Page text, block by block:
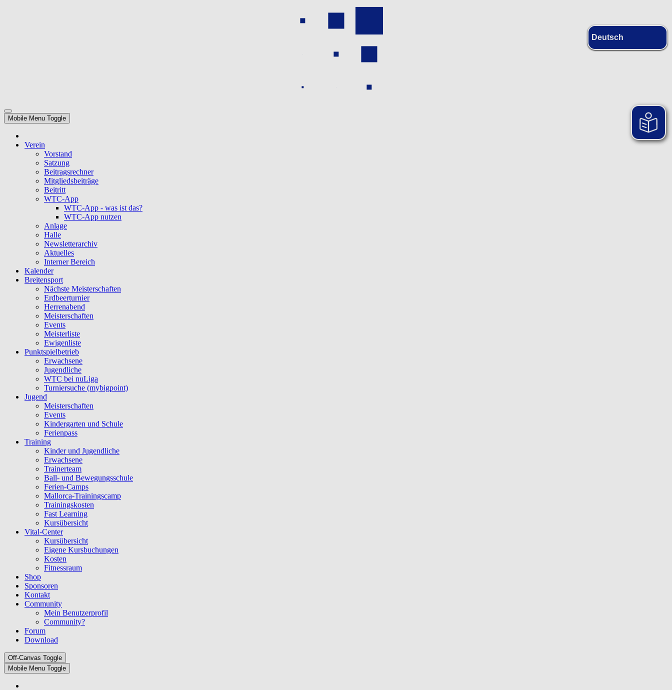
Mobile Menu Toggle
Verein
Vorstand
Satzung
Beitragsrechner
Mitgliedsbeiträge
Beitritt
WTC-App
WTC-App - was ist das?
WTC-App nutzen
Anlage
Halle
Newsletterarchiv
Aktuelles
Interner Bereich
Kalender
Breitensport
Nächste Meisterschaften
Erdbeerturnier
Herrenabend
Meisterschaften
Events
Meisterliste
Ewigenliste
Punktspielbetrieb
Erwachsene
Jugendliche
WTC bei nuLiga
Turniersuche (mybigpoint)
Jugend
Meisterschaften
Events
Kindergarten und Schule
Ferienpass
Training
Kinder und Jugendliche
Erwachsene
Trainerteam
Ball- und Bewegungsschule
Ferien-Camps
Mallorca-Trainingscamp
Trainingskosten
Fast Learning
Kursübersicht
Vital-Center
Kursübersicht
Eigene Kursbuchungen
Kosten
Fitnessraum
Shop
Sponsoren
Kontakt
Community
Mein Benutzerprofil
Community?
Forum
Download
Off-Canvas Toggle
Mobile Menu Toggle